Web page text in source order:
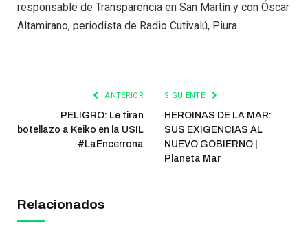
responsable de Transparencia en San Martín y con Óscar
Altamirano, periodista de Radio Cutivalú, Piura.
ANTERIOR
PELIGRO: Le tiran
botellazo a Keiko en la USIL
#LaEncerrona
SIGUIENTE
HEROINAS DE LA MAR:
SUS EXIGENCIAS AL
NUEVO GOBIERNO |
Planeta Mar
Relacionados